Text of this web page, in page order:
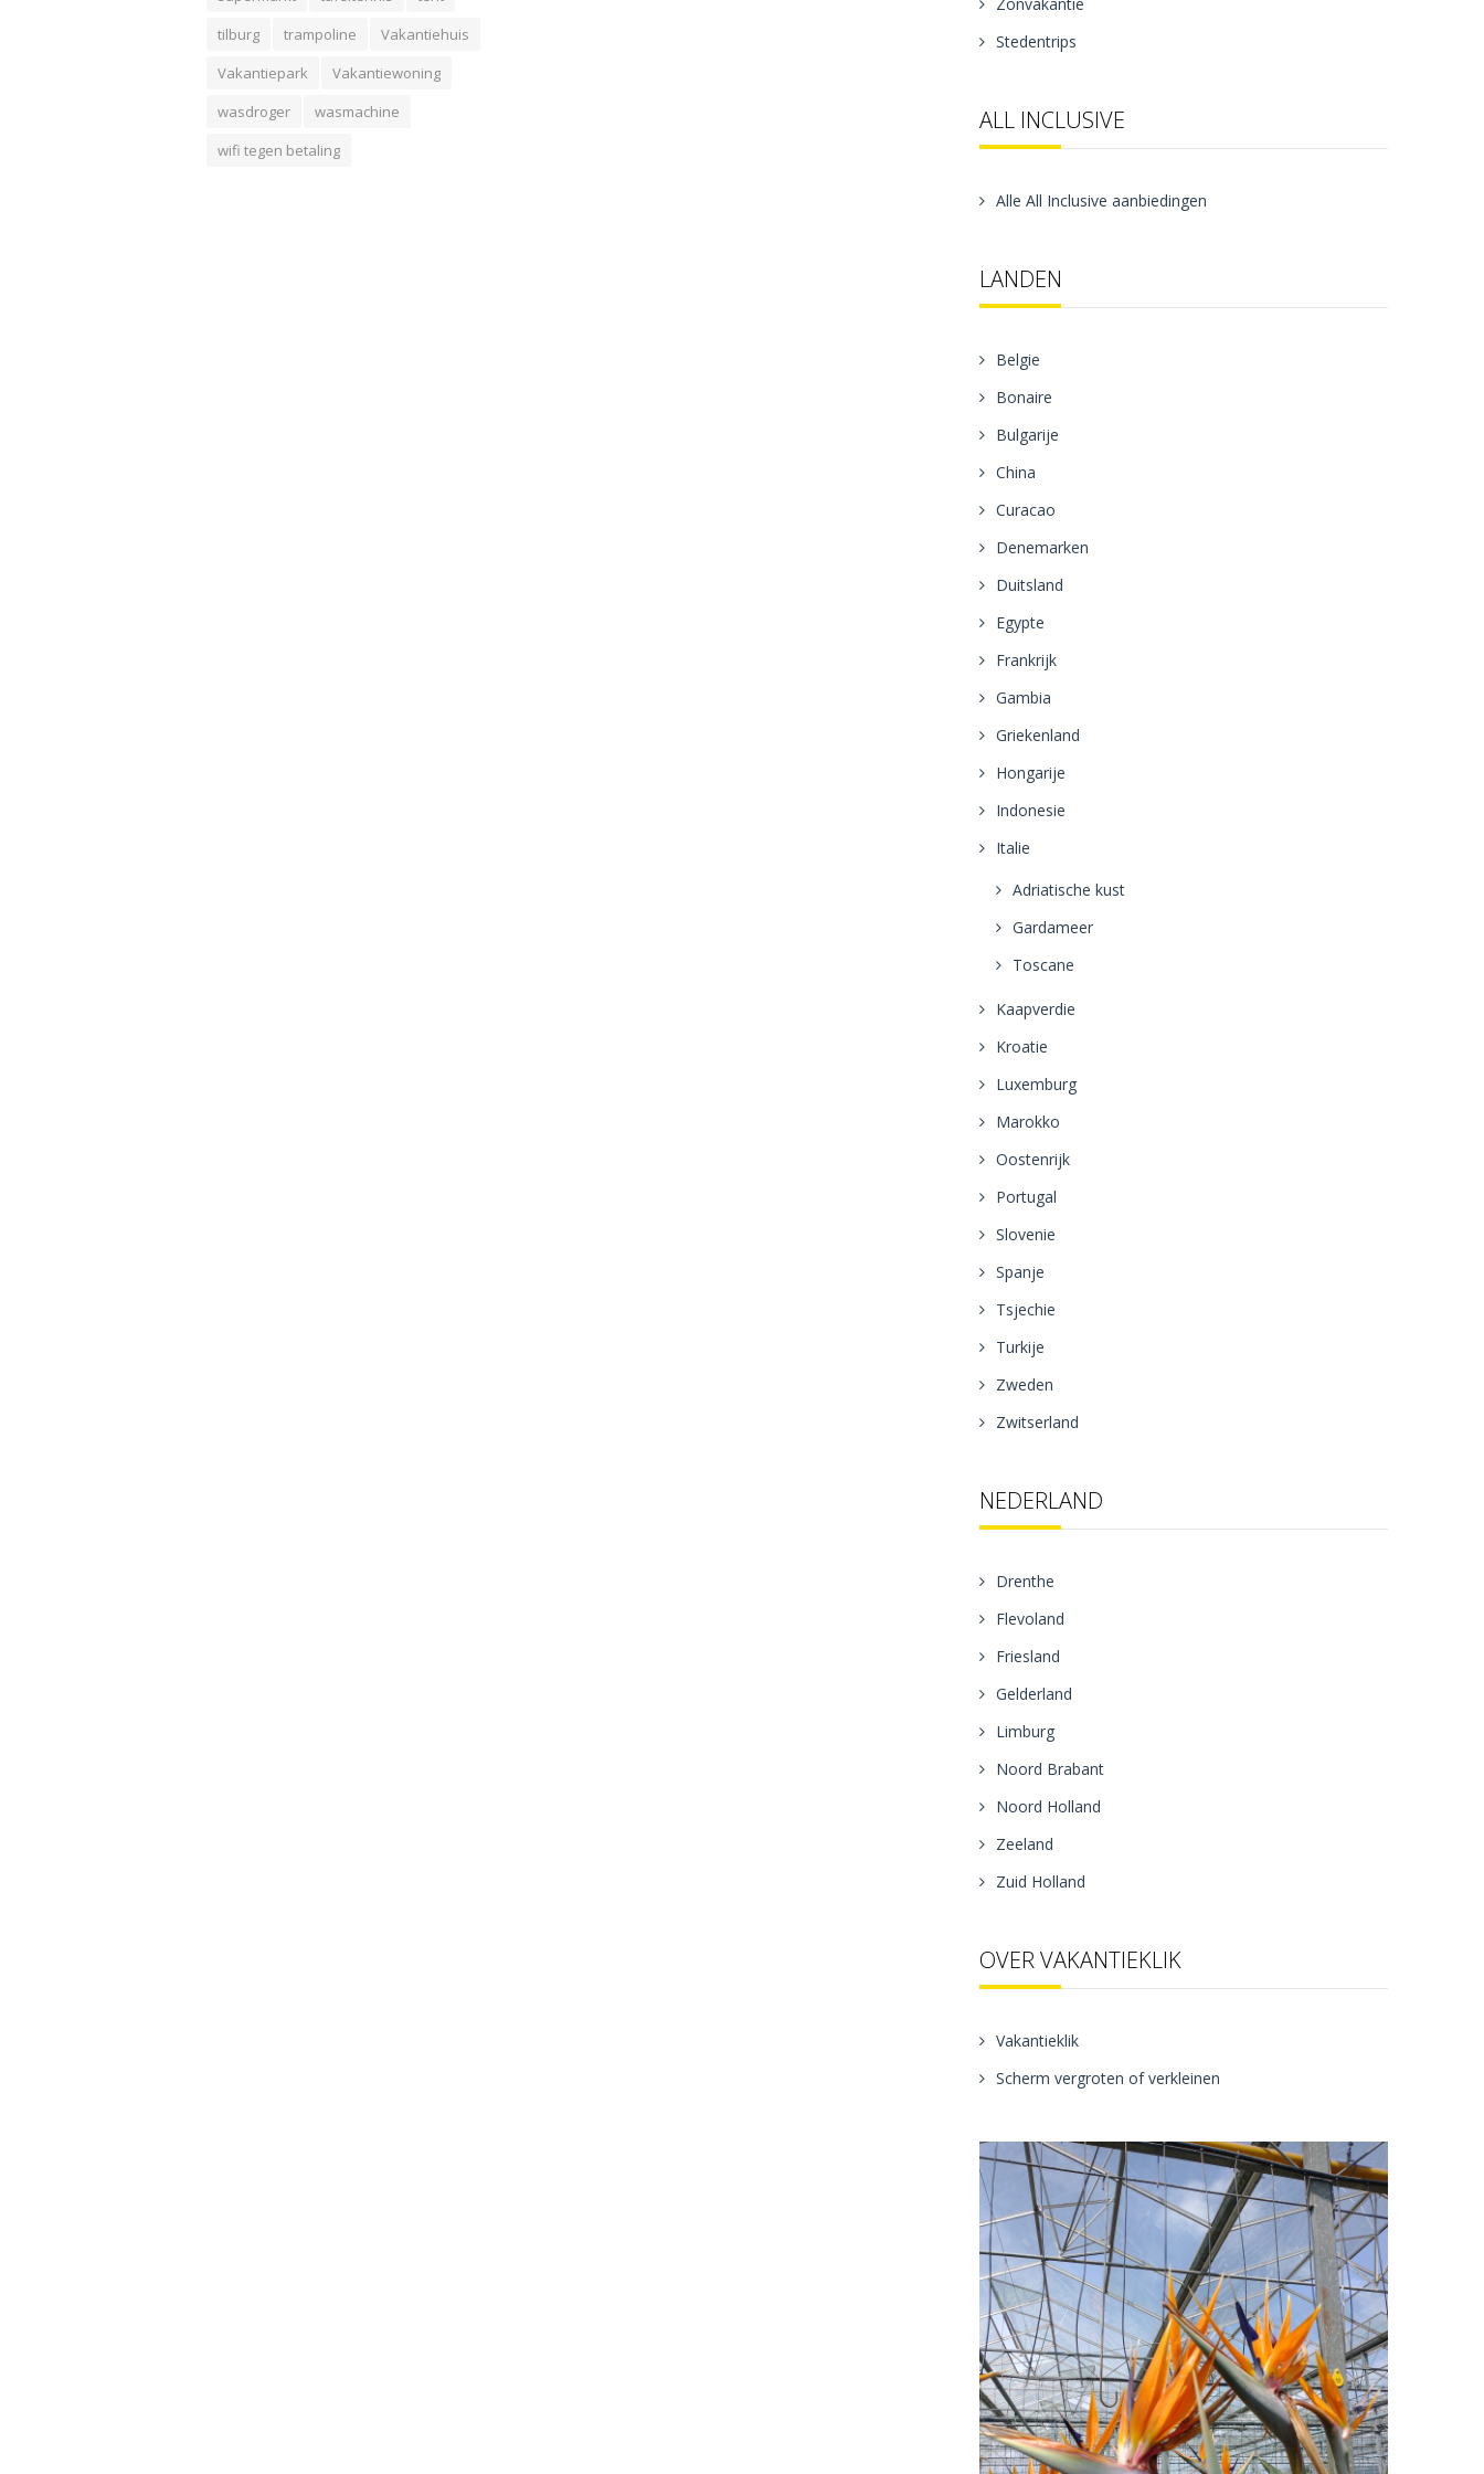
tilburg
trampoline
Vakantiehuis
Vakantiepark
Vakantiewoning
wasdroger
wasmachine
wifi tegen betaling
Stedentrips
ALL INCLUSIVE
Alle All Inclusive aanbiedingen
LANDEN
Belgie
Bonaire
Bulgarije
China
Curacao
Denemarken
Duitsland
Egypte
Frankrijk
Gambia
Griekenland
Hongarije
Indonesie
Italie
Adriatische kust
Gardameer
Toscane
Kaapverdie
Kroatie
Luxemburg
Marokko
Oostenrijk
Portugal
Slovenie
Spanje
Tsjechie
Turkije
Zweden
Zwitserland
NEDERLAND
Drenthe
Flevoland
Friesland
Gelderland
Limburg
Noord Brabant
Noord Holland
Zeeland
Zuid Holland
OVER VAKANTIEKLIK
Vakantieklik
Scherm vergroten of verkleinen